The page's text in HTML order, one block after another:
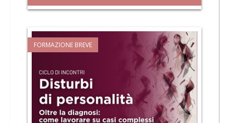
FORMAZIONE BREVE